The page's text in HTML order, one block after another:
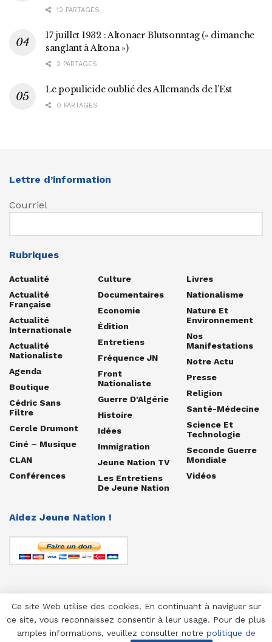
12 PARTAGES
17 juillet 1932 : Altonaer Blutsonntag (« dimanche
sanglant à Altona »)
2 PARTAGES
Le populicide oublié des Allemands de l’Est
0 PARTAGES
Lettre d’information
Courriel
Rubriques
Actualité
Actualité
Française
Actualité
Internationale
Actualité
Nationaliste
Agenda
Boutique
Cédric Sans
Filtre
Cercle Drumont
Ciné – Musique
CLAN
Conférences
Culture
Documentaires
Economie
Édition
Entretiens
Fréquence JN
Front
Nationaliste
Guerre D'Algérie
Histoire
Idées
Immigration
Jeune Nation TV
Les Entretiens
De Jeune Nation
Livres
Nationalisme
Nature Et
Environnement
Nos
Manifestations
Notre Actu
Presse
Religion
Santé-Médecine
Science Et
Technologie
Seconde Guerre
Mondiale
Vidéos
Aidez Jeune Nation !
© 1958-2025 Jeune Nation
Ce site Web utilise des cookies. En continuant à naviguer sur
ce site, vous reconnaissez consentir à leur usage. Pour de plus
amples informations, veuillez consulter notre politique de